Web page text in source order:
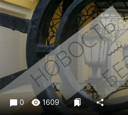
Криминал
Культура
Недвижимость и ЖКХ
Образование
Общество
Погода
Праздники
Происшествия
0 1609